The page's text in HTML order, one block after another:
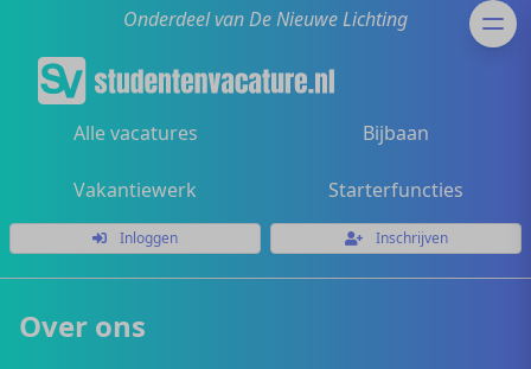
Onderdeel van De Nieuwe Lichting
Alle vacatures Bijbaan
Vakantiewerk Starterfuncties
Inloggen Inschrijven
Over ons